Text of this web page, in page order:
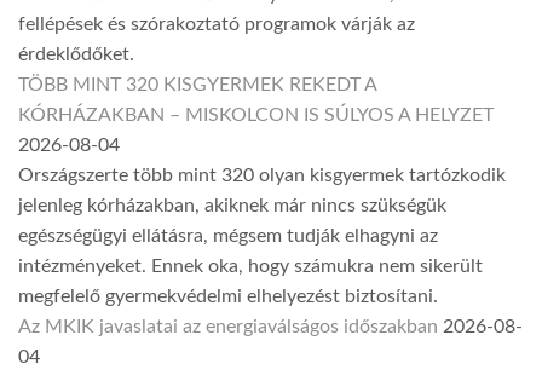
fellépések és szórakoztató programok várják az
érdeklődőket.
TÖBB MINT 320 KISGYERMEK REKEDT A
KÓRHÁZAKBAN – MISKOLCON IS SÚLYOS A HELYZET
2026-08-04
Országszerte több mint 320 olyan kisgyermek tartózkodik
jelenleg kórházakban, akiknek már nincs szükségük
egészségügyi ellátásra, mégsem tudják elhagyni az
intézményeket. Ennek oka, hogy számukra nem sikerült
megfelelő gyermekvédelmi elhelyezést biztosítani.
Az MKIK javaslatai az energiaválságos időszakban 2026-08-
04